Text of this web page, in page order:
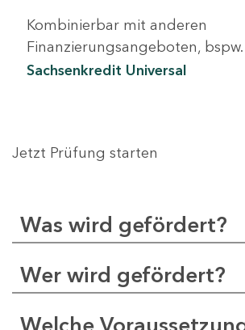
Kombinierbar mit anderen
Finanzierungsangeboten,
Sachsenkredit Universal
Jetzt Prüfung starten
Was wird gefördert?
Wer wird gefördert?
Welche